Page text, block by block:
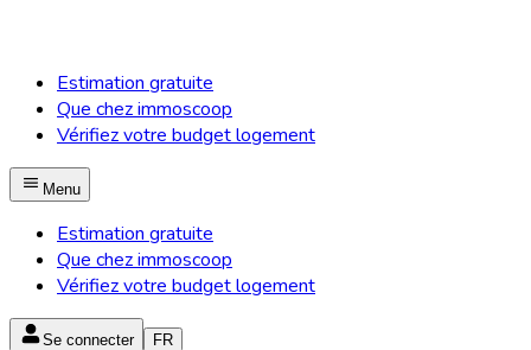
Estimation gratuite
Que chez immoscoop
Vérifiez votre budget logement
Menu
Estimation gratuite
Que chez immoscoop
Vérifiez votre budget logement
Se connecter FR